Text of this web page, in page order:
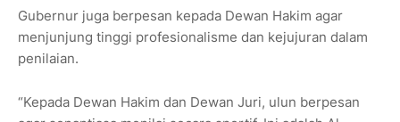
Gubernur juga berpesan kepada Dewan Hakim agar
menjunjung tinggi profesionalisme dan kejujuran dalam
penilaian.
“Kepada Dewan Hakim dan Dewan Juri, ulun berpesan